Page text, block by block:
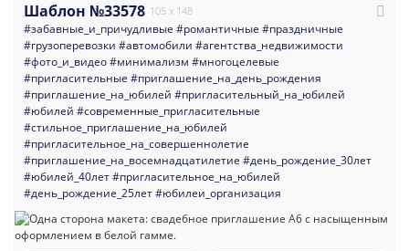
Шаблон №33578 105 x 148
#забавные_и_причудливые #романтичные #праздничные
#грузоперевозки #автомобили #агентства_недвижимости
#фото_и_видео#минимализм #многоцелевые
#пригласительные #приглашение_на_день_рождения
#приглашение_на_юбилей #пригласительный_на_юбилей
#юбилей #современные_пригласительные
#стильное_приглашение_на_юбилей
#пригласительное_на_совершеннолетие
#приглашение_на_восемнадцатилетие #день_рождение_30лет
#юбилей_40лет#пригласительное_на_юбилей
#день_рождение_25лет#юбилеи_организация